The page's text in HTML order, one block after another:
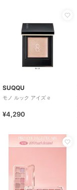
SUQQU
モノ ルック アイズ e
¥4,290